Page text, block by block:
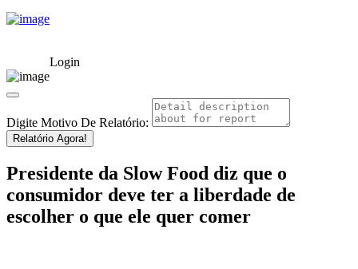
Login
Digite Motivo De Relatório:
Relatório Agora!
Presidente da Slow Food diz que o
consumidor deve ter a liberdade de
escolher o que ele quer comer